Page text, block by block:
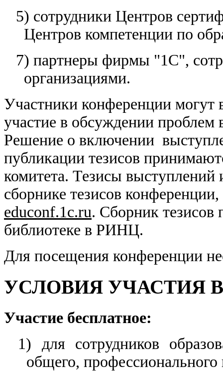
5) сотрудники Центров
Центров компетенции по
7) партнеры фирмы "1С",
организациями.
Участники конференции могут
участие в обсуждении
Решение о включении
публикации тезисов
комитета. Тезисы выступлений
сборнике тезисов
educonf.1c.ru. Сборник тезисов
библиотеке в РИНЦ.
Для посещения конференции
УСЛОВИЯ УЧАСТИЯ
Участие бесплатное:
1) для сотрудников
общего,